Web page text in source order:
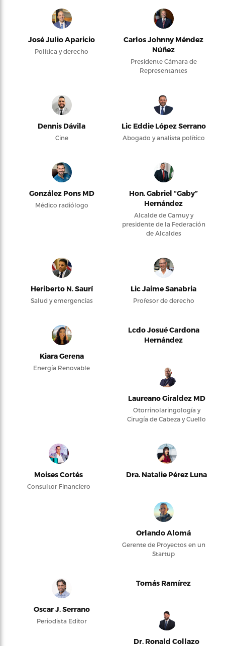
José Julio Aparicio
Política y derecho
Carlos Johnny Méndez
Núñez
Presidente Cámara de
Representantes
Dennis Dávila
Cine
Lic Eddie López Serrano
Abogado y analista político
González Pons MD
Médico radiólogo
Hon. Gabriel “Gaby”
Hernández
Alcalde de Camuy y
presidente de la Federación
de Alcaldes
Heriberto N. Saurí
Salud y emergencias
Lic Jaime Sanabria
Profesor de derecho
Kiara Gerena
Energía Renovable
Lcdo Josué Cardona
Hernández
Laureano Giraldez MD
Otorrinolaringología y
Cirugía de Cabeza y Cuello
Moises Cortés
Consultor Financiero
Dra. Natalie Pérez Luna
Orlando Alomá
Gerente de Proyectos en un
Startup
Oscar J. Serrano
Periodista Editor
Tomás Ramírez
Dr. Ronald Collazo